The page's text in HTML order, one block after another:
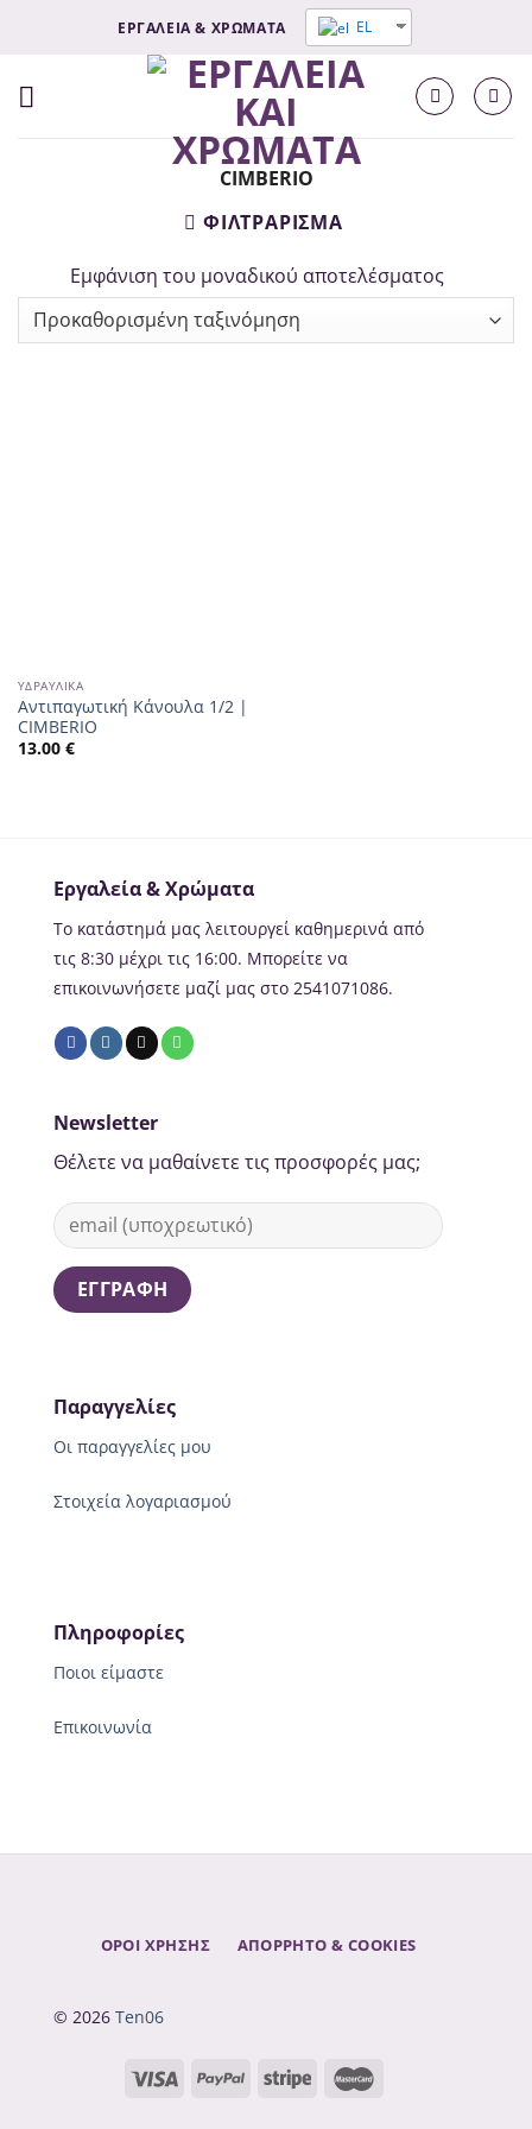
Περιεχομένου
ΕΡΓΑΛΕΙΑ & ΧΡΩΜΑΤΑ EL
CIMBERIO
ΦΙΛΤΡΆΡΙΣΜΑ
Εμφάνιση του μοναδικού αποτελέσματος
ΥΔΡΑΥΛΙΚΆ
Αντιπαγωτική Κάνουλα 1/2 |
CIMBERIO
13.00 €
Εργαλεία & Χρώματα
Το κατάστημά μας λειτουργεί καθημερινά από
τις 8:30 μέχρι τις 16:00. Μπορείτε να
επικοινωνήσετε μαζί μας στο 2541071086.
Παραγγελίες
Οι παραγγελίες μου
Στοιχεία λογαριασμού
Πληροφορίες
Ποιοι είμαστε
Επικοινωνία
Newsletter
Θέλετε να μαθαίνετε τις προσφορές μας;
ΟΡΟΙ ΧΡΗΣΗΣ ΑΠΌΡΡΗΤΟ & COOKIES
© 2026 Ten06